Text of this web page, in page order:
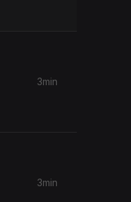
3min
3min